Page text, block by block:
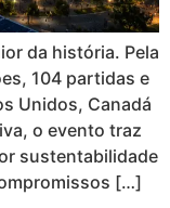
da história. Pela
104 partidas e
Unidos, Canadá
o evento traz
sustentabilidade
[…]